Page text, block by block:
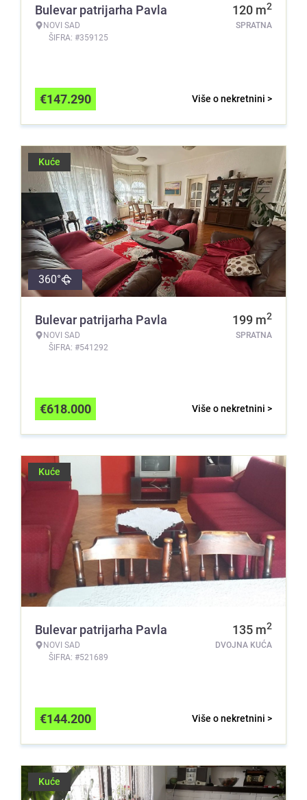
Bulevar patrijarha Pavla
NOVI SAD
ŠIFRA: #359125
120 m2
SPRATNA
Više o nekretnini >
€147.290
Kuće
360°
Bulevar patrijarha Pavla
NOVI SAD
ŠIFRA: #541292
199 m2
SPRATNA
Više o nekretnini >
€618.000
Kuće
Bulevar patrijarha Pavla
NOVI SAD
ŠIFRA: #521689
135 m2
DVOJNA KUĆA
Više o nekretnini >
€144.200
Kuće